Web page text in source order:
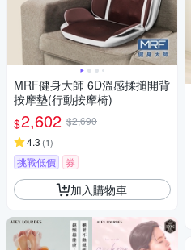
MRF健身大師 6D溫感揉搥開背
按摩墊(行動按摩椅)
$2,602 $2,690
4.3 (1)
挑戰低價 券
加入購物車